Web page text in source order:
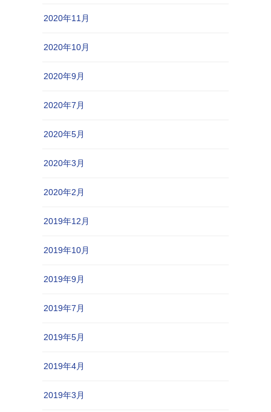
2020年11月
2020年10月
2020年9月
2020年7月
2020年5月
2020年3月
2020年2月
2019年12月
2019年10月
2019年9月
2019年7月
2019年5月
2019年4月
2019年3月